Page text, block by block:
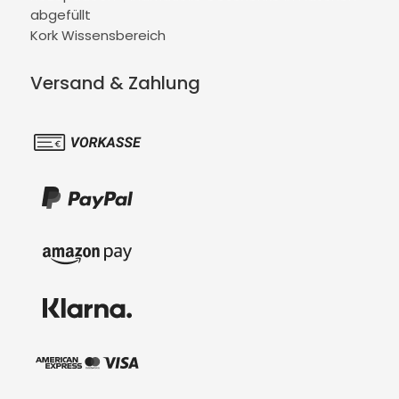
abgefüllt
Kork Wissensbereich
Versand & Zahlung